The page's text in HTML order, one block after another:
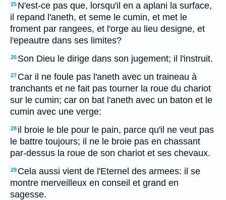
25 N'est-ce pas que, lorsqu'il en a aplani la surface,
il repand l'aneth, et seme le cumin, et met le
froment par rangees, et l'orge au lieu designe, et
l'epeautre dans ses limites?
26 Son Dieu le dirige dans son jugement; il l'instruit.
27 Car il ne foule pas l'aneth avec un traineau à
tranchants et ne fait pas tourner la roue du chariot
sur le cumin; car on bat l'aneth avec un baton et le
cumin avec une verge:
28 il broie le ble pour le pain, parce qu'il ne veut pas
le battre toujours; il ne le broie pas en chassant
par-dessus la roue de son chariot et ses chevaux.
29 Cela aussi vient de l'Eternel des armees: il se
montre merveilleux en conseil et grand en
sagesse.